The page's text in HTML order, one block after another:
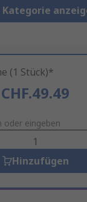
Kategorie
(1 Stück)*
CHF.49.49
oder eingeben
Hinzufügen